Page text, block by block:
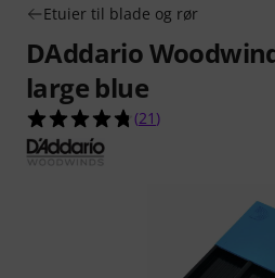
Etuier til blade og rør
DAddario
large blue
4.8 ud af 5 stjerner
(21 )